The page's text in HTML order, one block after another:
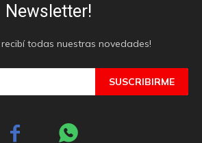
Newsletter!
recibí todas nuestras novedades!
SUSCRIBIRME
 